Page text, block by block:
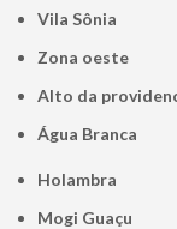
Vila Sônia
Zona oeste
alto da
Água Branca
Holambra
Mogi Guaçu